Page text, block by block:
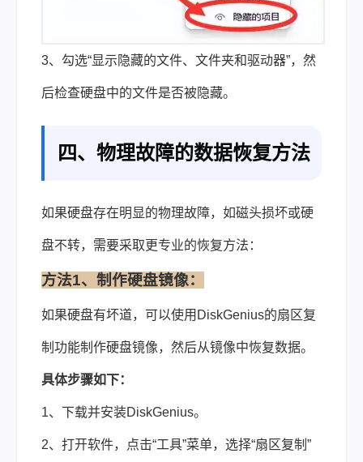
3、勾选“显示隐藏的文件、文件夹和驱动器”，然
后检查硬盘中的文件是否被隐藏。
四、物理故障的数据恢复方法
如果硬盘存在明显的物理故障，如磁头损坏或硬
盘不转，需要采取更专业的恢复方法：
方法1、制作硬盘镜像：
如果硬盘有坏道，可以使用DiskGenius的扇区复
制功能制作硬盘镜像，然后从镜像中恢复数据。
具体步骤如下：
1、下载并安装DiskGenius。
2、打开软件，点击“工具”菜单，选择“扇区复制”